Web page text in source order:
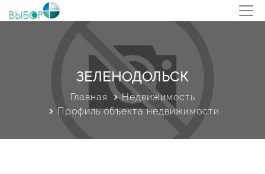
ЗЕЛЕНОДОЛЬСК
Главная
Недвижимость
Профиль объекта недвижимости